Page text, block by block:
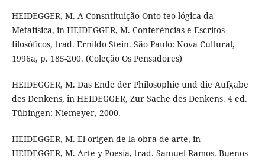
HEIDEGGER, M. A Consntituição Onto-teo-lógica da
Metafísica, in HEIDEGGER, M. Conferências e Escritos
filosóficos, trad. Ernildo Stein. São Paulo: Nova Cultural,
1996a, p. 185-200. (Coleção Os Pensadores)
HEIDEGGER, M. Das Ende der Philosophie und die Aufgabe
des Denkens, in HEIDEGGER, Zur Sache des Denkens. 4 ed.
Tübingen: Niemeyer, 2000.
HEIDEGGER, M. El origen de la obra de arte, in
HEIDEGGER, M. Arte y Poesía, trad. Samuel Ramos. Buenos